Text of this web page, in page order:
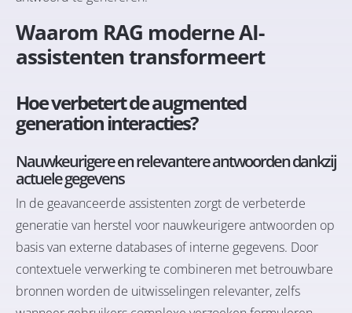
Waarom RAG moderne AI-
assistenten transformeert
Hoe verbetert de augmented
generation interacties?
Nauwkeurigere en relevantere antwoorden dankzij
actuele gegevens
In de geavanceerde assistenten zorgt de verbeterde
generatie van herstel voor nauwkeurigere antwoorden op
basis van externe databases of interne gegevens. Door
contextuele verwerking te combineren met betrouwbare
bronnen worden de uitwisselingen relevanter, zelfs